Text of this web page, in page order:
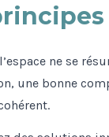
ne se
une bonne